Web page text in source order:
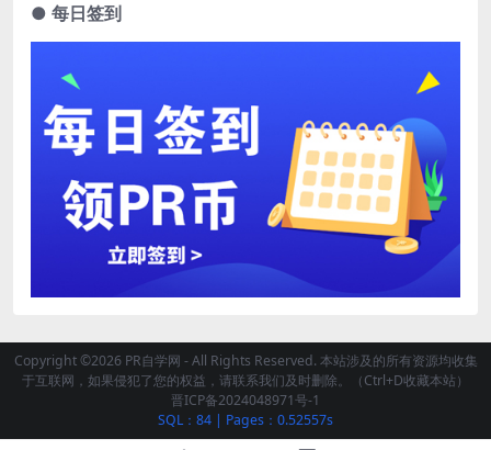
● 每日签到
Copyright ©2026 PR自学网 - All Rights Reserved. 本站涉及的所有资源均收集
于互联网，如果侵犯了您的权益，请联系我们及时删除。（Ctrl+D收藏本站）
晋ICP备2024048971号-1
SQL：84 | Pages：0.52557s